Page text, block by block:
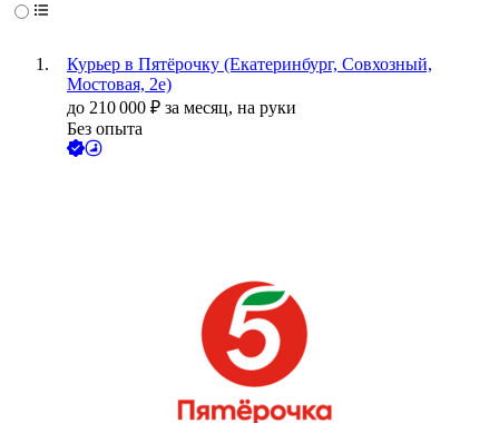
Курьер в Пятёрочку (Екатеринбург, Совхозный,
Мостовая, 2е)
до 210 000 ₽ за месяц, на руки
Без опыта